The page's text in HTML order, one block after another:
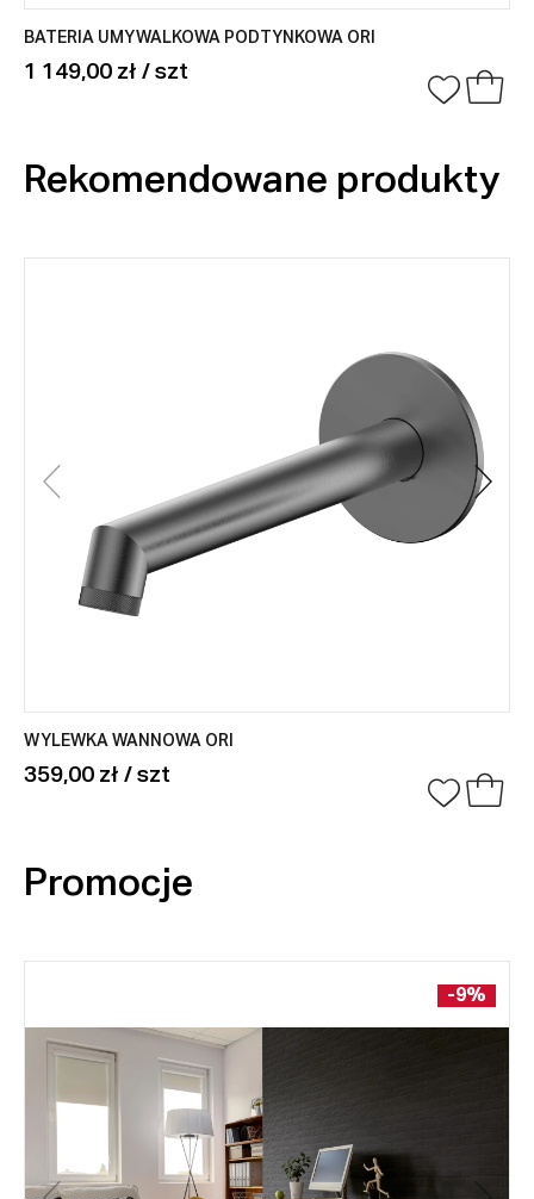
BATERIA UMYWALKOWA PODTYNKOWA ORI
1 149,00 zł / szt
Rekomendowane produkty
WYLEWKA WANNOWA ORI
359,00 zł / szt
Promocje
-9%